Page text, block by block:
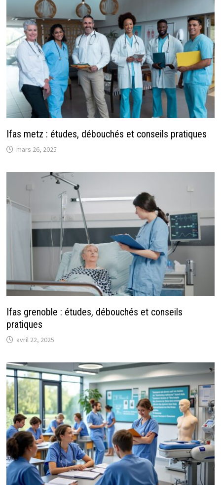
Ifas metz : études, débouchés et conseils pratiques
mars 26, 2025
Ifas grenoble : études, débouchés et conseils
pratiques
avril 22, 2025